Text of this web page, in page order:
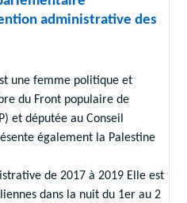
administrative des
une femme politique et
du Front populaire de
et députée au Conseil
également la Palestine
de 2017 à 2019 Elle est
dans la nuit du 1er au 2